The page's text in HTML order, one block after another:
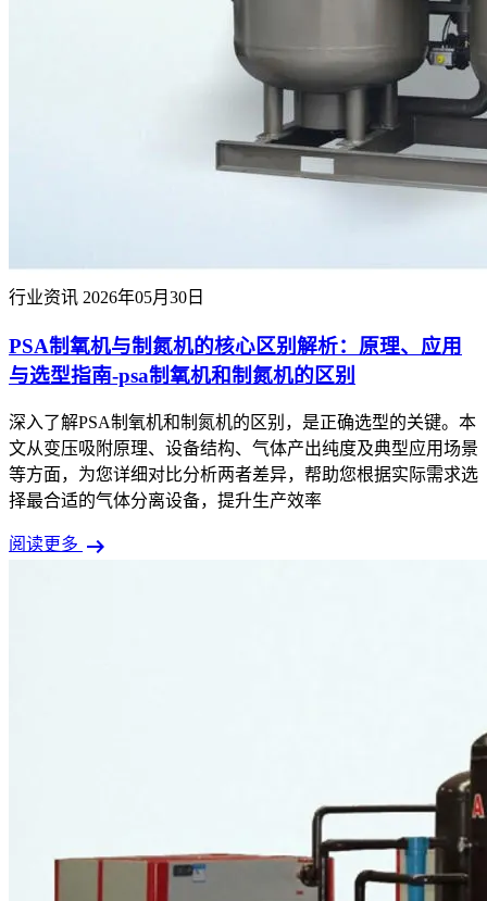
行业资讯 2026年05月30日
PSA制氧机与制氮机的核心区别解析：原理、应用
与选型指南-psa制氧机和制氮机的区别
深入了解PSA制氧机和制氮机的区别，是正确选型的关键。本
文从变压吸附原理、设备结构、气体产出纯度及典型应用场景
等方面，为您详细对比分析两者差异，帮助您根据实际需求选
择最合适的气体分离设备，提升生产效率
阅读更多 arrow_right_alt